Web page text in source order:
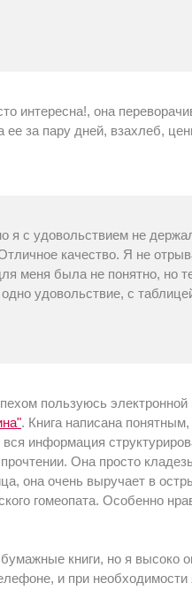
интересна!, она
ее за пару дней, взахлеб,
я с удовольствием не
качество. Я не
меня была не понятно, но
удовольствие, с
пользуюсь электронной
. Книга написана
информация
Она просто
она очень выручает в
гомеопата. Особенно
книги, но я высоко
и при